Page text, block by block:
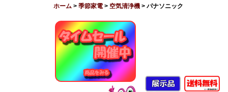
ホーム > 季節家電 > 空気清浄機 > パナソニック